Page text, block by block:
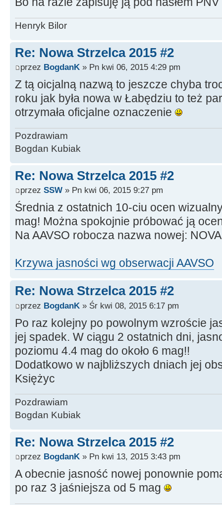
Henryk Bilor
Re: Nowa Strzelca 2015 #2
przez BogdanK » Pn kwi 06, 2015 4:29 pm
Z tą oicjalną nazwą to jeszcze chyba
roku jak była nowa w Łabędziu to też
otrzymała oficjalne oznaczenie
Pozdrawiam
Bogdan Kubiak
Re: Nowa Strzelca 2015 #2
przez SSW » Pn kwi 06, 2015 9:27 pm
Średnia z ostatnich 10-ciu ocen
mag! Można spokojnie próbować ją
Na AAVSO robocza nazwa nowej:
Krzywa jasności wg obserwacji AAVSO
Re: Nowa Strzelca 2015 #2
przez BogdanK » Śr kwi 08, 2015 6:17 pm
Po raz kolejny po powolnym wzroście
jej spadek. W ciągu 2 ostatnich dni,
poziomu 4.4 mag do około 6 mag!!
Dodatkowo w najbliższych dniach jej
Księżyc
Pozdrawiam
Bogdan Kubiak
Re: Nowa Strzelca 2015 #2
przez BogdanK » Pn kwi 13, 2015 3:43 pm
A obecnie jasność nowej ponownie
po raz 3 jaśniejsza od 5 mag